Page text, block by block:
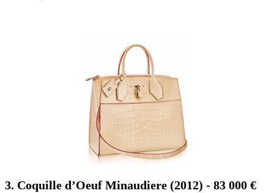
3. Coquille d’Oeuf Minaudiere (2012) - 83 000 €